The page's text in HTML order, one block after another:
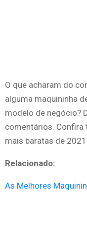
O que acharam do
alguma maquininha
modelo de negócio?
comentários. Confira
mais baratas de 2021
Relacionado:
As Melhores